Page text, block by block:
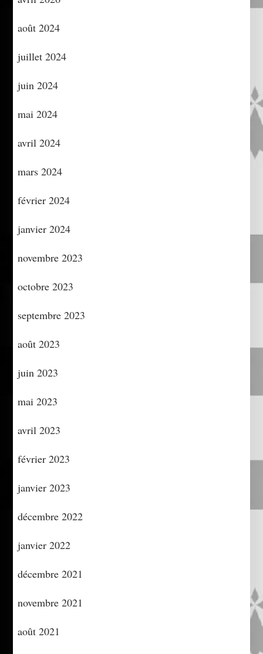
août 2024
juillet 2024
juin 2024
mai 2024
avril 2024
mars 2024
février 2024
janvier 2024
novembre 2023
octobre 2023
septembre 2023
août 2023
juin 2023
mai 2023
avril 2023
février 2023
janvier 2023
décembre 2022
janvier 2022
décembre 2021
novembre 2021
août 2021